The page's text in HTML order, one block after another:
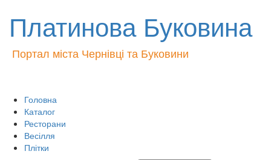
Платинова Буковина
Портал міста Чернівці та Буковини
Головна
Каталог
Ресторани
Весілля
Плітки